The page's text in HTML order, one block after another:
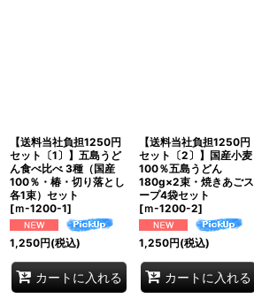
【送料当社負担1250円
セット〔1〕】五島うど
ん食べ比べ 3種（国産
100％・椿・切り落とし
各1束）セット
[ｍ-1200-1]
1,250円(税込)
カートに入れる
【送料当社負担1250円
セット〔2〕】国産小麦
100％五島うどん
180g×2束・焼きあごス
ープ4袋セット
[ｍ-1200-2]
1,250円(税込)
カートに入れる